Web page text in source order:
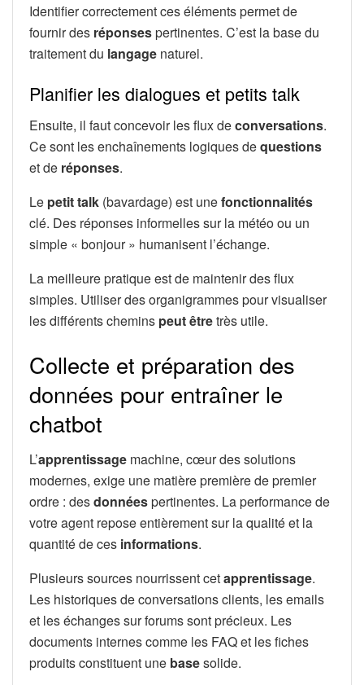
Identifier correctement ces éléments permet de
fournir des réponsespertinentes. C’est la base du
traitement du langage naturel.
Planifier les dialogues et petits talk
Ensuite, il faut concevoir les flux deconversations.
Ce sont les enchaînements logiques dequestions
et de réponses.
Le petit talk (bavardage) est unefonctionnalités
clé. Des réponses informelles sur la météo ou un
simple « bonjour » humanisent l’échange.
La meilleure pratique est de maintenir des flux
simples. Utiliser des organigrammes pour visualiser
les différents chemins peut êtretrès utile.
Collecte et préparation des
données pour entraîner le
chatbot
L’apprentissage machine, cœur des solutions
modernes, exige une matière première de premier
ordre : desdonnéespertinentes. La performance de
votre agent repose entièrement sur la qualité et la
quantité de ces informations.
Plusieurs sources nourrissent cetapprentissage.
Les historiques de conversations clients, les emails
et les échanges sur forums sont précieux. Les
documents internes comme les FAQ et les fiches
produits constituent une basesolide.